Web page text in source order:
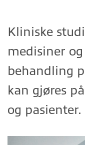
Kliniske
medisiner
behandling
kan gjøres
og pasienter.